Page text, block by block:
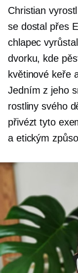
Christian
se dostal přes
chlapec
dvorku, kde
květinové keře
Jedním z jeho
rostliny svého
přivézt tyto
a etickým